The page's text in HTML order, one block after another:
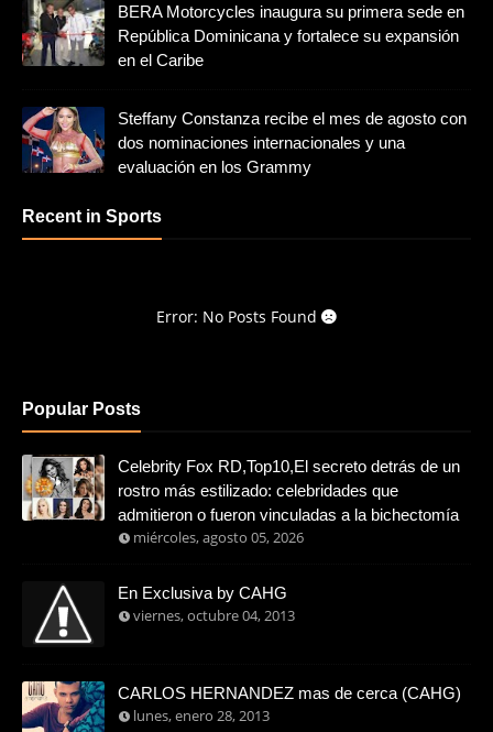
BERA Motorcycles inaugura su primera sede en
República Dominicana y fortalece su expansión
en el Caribe
Steffany Constanza recibe el mes de agosto con
dos nominaciones internacionales y una
evaluación en los Grammy
Recent in Sports
Error: No Posts Found
Popular Posts
Celebrity Fox RD,Top10,El secreto detrás de un
rostro más estilizado: celebridades que
admitieron o fueron vinculadas a la bichectomía
miércoles, agosto 05, 2026
En Exclusiva by CAHG
viernes, octubre 04, 2013
CARLOS HERNANDEZ mas de cerca (CAHG)
lunes, enero 28, 2013